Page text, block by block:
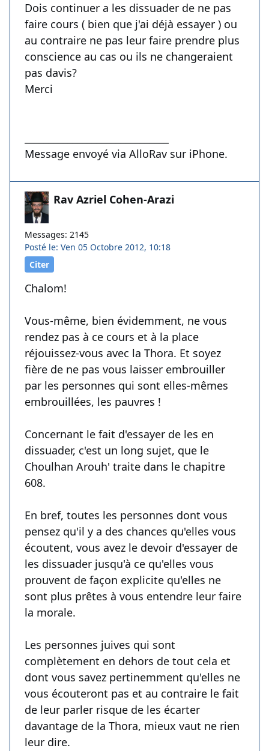
Dois continuer a les dissuader de ne pas
faire cours ( bien que j'ai déjà essayer ) ou
au contraire ne pas leur faire prendre plus
conscience au cas ou ils ne changeraient
pas davis?
Merci
Message envoyé via AlloRav sur iPhone.
Rav Azriel Cohen-Arazi
Messages: 2145
Posté le: Ven 05 Octobre 2012, 10:18
Citer
Chalom!
Vous-même, bien évidemment, ne vous
rendez pas à ce cours et à la place
réjouissez-vous avec la Thora. Et soyez
fière de ne pas vous laisser embrouiller
par les personnes qui sont elles-mêmes
embrouillées, les pauvres !
Concernant le fait d'essayer de les en
dissuader, c'est un long sujet, que le
Choulhan Arouh' traite dans le chapitre
608.
En bref, toutes les personnes dont vous
pensez qu'il y a des chances qu'elles vous
écoutent, vous avez le devoir d'essayer de
les dissuader jusqu'à ce qu'elles vous
prouvent de façon explicite qu'elles ne
sont plus prêtes à vous entendre leur faire
la morale.
Les personnes juives qui sont
complètement en dehors de tout cela et
dont vous savez pertinemment qu'elles ne
vous écouteront pas et au contraire le fait
de leur parler risque de les écarter
davantage de la Thora, mieux vaut ne rien
leur dire.